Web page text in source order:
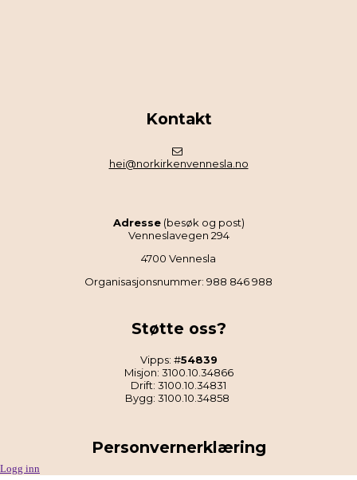
Kontakt
hei@norkirkenvennesla.no
Adresse(besøk og post)
Venneslavegen 294
4700 Vennesla
Organisasjonsnummer: 988 846 988
Støtte oss?
Vipps: #54839
Misjon: 3100.10.34866
Drift: 3100.10.34831
Bygg: 3100.10.34858
Personvernerklæring
Logg inn